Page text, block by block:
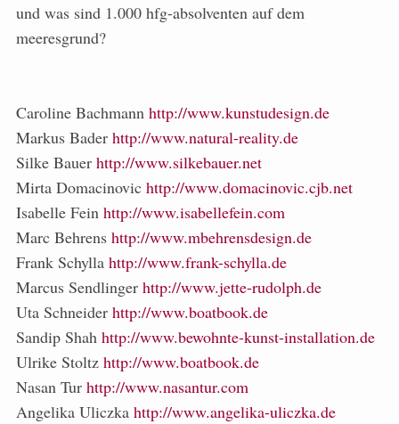
und was sind 1.000 hfg-absolventen auf dem
meeresgrund?
Caroline Bachmann http://www.kunstudesign.de
Markus Bader http://www.natural-reality.de
Silke Bauer http://www.silkebauer.net
Mirta Domacinovic http://www.domacinovic.cjb.net
Isabelle Fein http://www.isabellefein.com
Marc Behrens http://www.mbehrensdesign.de
Frank Schylla http://www.frank-schylla.de
Marcus Sendlinger http://www.jette-rudolph.de
Uta Schneider http://www.boatbook.de
Sandip Shah http://www.bewohnte-kunst-installation.de
Ulrike Stoltz http://www.boatbook.de
Nasan Tur http://www.nasantur.com
Angelika Uliczka http://www.angelika-uliczka.de